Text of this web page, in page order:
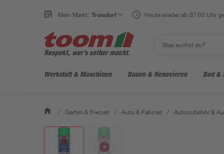
Mein Markt: Troisdorf Heute wieder ab 07:00 Uhr
Werkstatt & Maschinen Bauen & Renovieren Bad &
/ Garten & Freizeit / Auto & Fahrrad / Autozubehör &